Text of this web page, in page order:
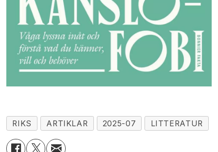
RIKS ARTIKLAR 2025-07 LITTERATUR